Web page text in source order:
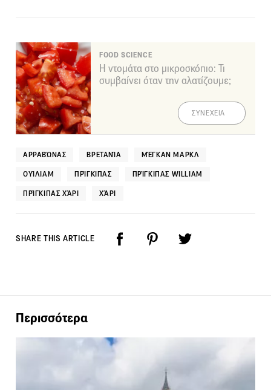
FOOD SCIENCE
Η ντομάτα στο μικροσκόπιο: Τι
συμβαίνει όταν την αλατίζουμε;
ΣΥΝΕΧΕΙΑ
ΑΡΡΑΒΏΝΑΣ ΒΡΕΤΑΝΊΑ ΜΈΓΚΑΝ ΜΑΡΚΛ
ΟΥΊΛΙΑΜ ΠΡΊΓΚΙΠΑΣ ΠΡΊΓΚΙΠΑΣ WILLIAM
ΠΡΊΓΚΙΠΑΣ ΧΆΡΙ ΧΆΡΙ
SHARE THIS ARTICLE
Περισσότερα